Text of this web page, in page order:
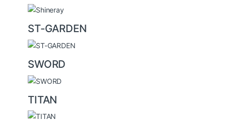
ST-GARDEN
SWORD
TITAN